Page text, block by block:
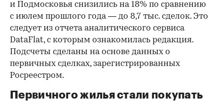
и Подмосковья снизились на 18% по сравнению
с июлем прошлого года — до 8,7 тыс. сделок. Это
следует из отчета аналитического сервиса
DataFlat, с которым ознакомилась редакция.
Подсчеты сделаны на основе данных о
первичных сделках, зарегистрированных
Росреестром.
Первичного жилья стали покупать